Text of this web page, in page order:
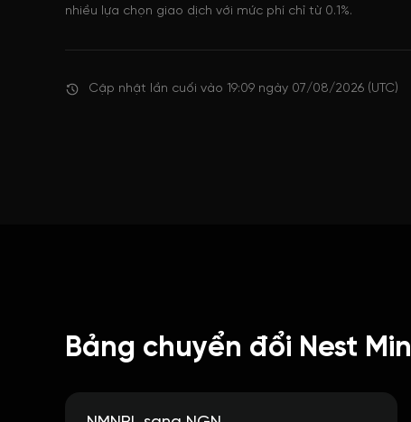
nhiều lựa chọn giao dịch với mức phí chỉ từ 0.1%.
Cập nhật lần cuối vào 19:09 ngày 07/08/2026 (UTC)
Bảng chuyển đổi Nest